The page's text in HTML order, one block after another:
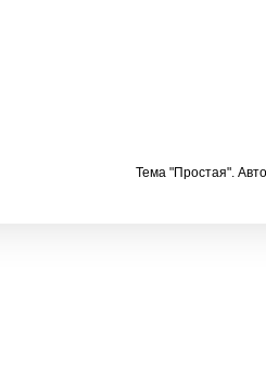
Тема "Простая".